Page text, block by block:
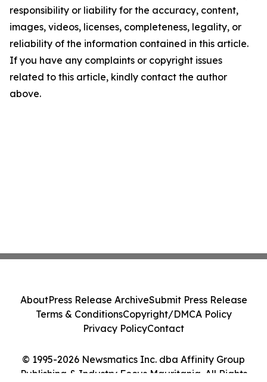
responsibility or liability for the accuracy, content,
images, videos, licenses, completeness, legality, or
reliability of the information contained in this article.
If you have any complaints or copyright issues
related to this article, kindly contact the author
above.
© 1995-2026 Newsmatics Inc. dba Affinity Group
Publishing & Industry Focus Mauritania. All Rights
AboutPress Release ArchiveSubmit Press Release
Terms & ConditionsCopyright/DMCA Policy
Privacy PolicyContact